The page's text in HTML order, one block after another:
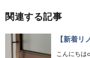
関連する記事
【新着
こんにちは